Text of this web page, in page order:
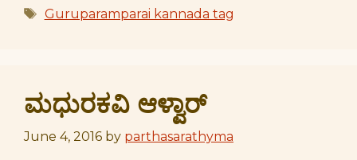
Tags
Guruparamparai kannada tag
ಮಧುರಕವಿ ಆಳ್ವಾರ್
June 4, 2016 by parthasarathyma